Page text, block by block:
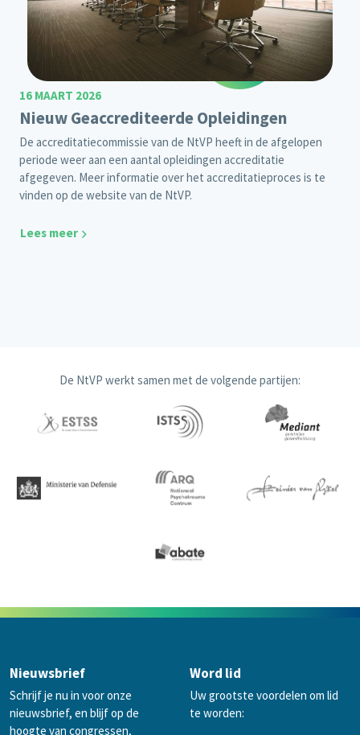
16 MAART 2026
Nieuw Geaccrediteerde Opleidingen
De accreditatiecommissie van de NtVP heeft in de afgelopen
periode weer aan een aantal opleidingen accreditatie
afgegeven. Meer informatie over het accreditatieproces is te
vinden op de website van de NtVP.
Lees meer
De NtVP werkt samen met de volgende partijen:
Nieuwsbrief
Schrijf je nu in voor onze
nieuwsbrief, en blijf op de
hoogte van congressen,
Word lid
Uw grootste voordelen om lid
te worden: